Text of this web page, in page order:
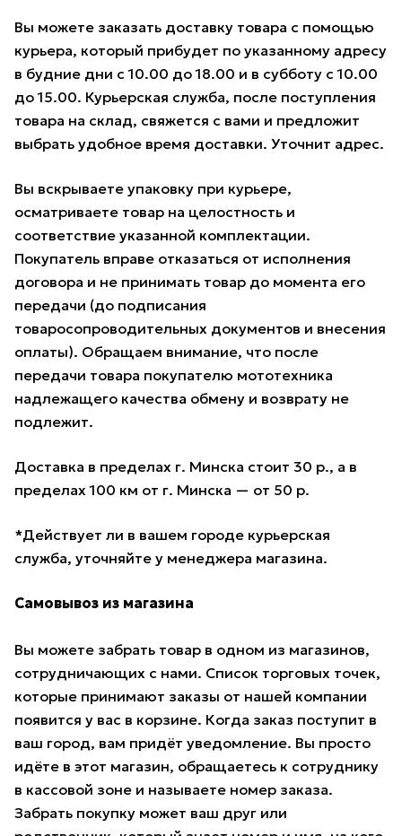
Вы можете заказать доставку товара с помощью
курьера, который прибудет по указанному адресу
в будние дни с 10.00 до 18.00 и в субботу с 10.00
до 15.00. Курьерская служба, после поступления
товара на склад, свяжется с вами и предложит
выбрать удобное время доставки. Уточнит адрес.
Вы вскрываете упаковку при курьере,
осматриваете товар на целостность и
соответствие указанной комплектации.
Покупатель вправе отказаться от исполнения
договора и не принимать товар до момента его
передачи (до подписания
товаросопроводительных документов и внесения
оплаты). Обращаем внимание, что после
передачи товара покупателю мототехника
надлежащего качества обмену и возврату не
подлежит.
Доставка в пределах г. Минска стоит 30 р., а в
пределах 100 км от г. Минска — от 50 р.
*Действует ли в вашем городе курьерская
служба, уточняйте у менеджера магазина.
Самовывоз из магазина
Вы можете забрать товар в одном из магазинов,
сотрудничающих с нами. Список торговых точек,
которые принимают заказы от нашей компании
появится у вас в корзине. Когда заказ поступит в
ваш город, вам придёт уведомление. Вы просто
идёте в этот магазин, обращаетесь к сотруднику
в кассовой зоне и называете номер заказа.
Забрать покупку может ваш друг или